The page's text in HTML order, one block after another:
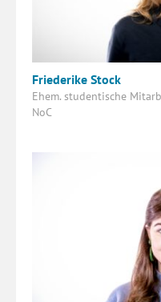
Friederike Stock
Ehem. studentische
NoC